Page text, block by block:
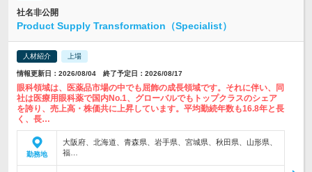
社名非公開
Product Supply Transformation（Specialist）
人材紹介 上場
情報更新日：2026/08/04 終了予定日：2026/08/17
眼科領域は、医薬品市場の中でも屈飾の成長領域です。それに伴い、同
社は医療用眼科薬で国内No.1、グローバルでもトップクラスのシェア
を誇り、売上高・株価共に上昇しています。平均勤続年数も16.8年と長
く、長…
勤務地
大阪府、北海道、青森県、岩手県、宮城県、秋田県、山形県、
福…